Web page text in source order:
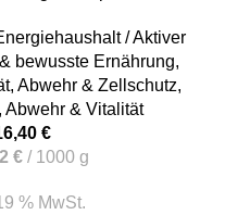
/ Aktiver
bewusste Ernährung,
,Abwehr & Zellschutz,
Abwehr & Vitalität
€
€ / 1000 g
% MwSt.